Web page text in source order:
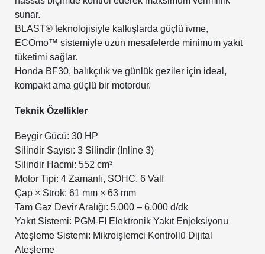
sunar.
BLAST® teknolojisiyle kalkışlarda güçlü ivme,
ECOmo™ sistemiyle uzun mesafelerde minimum yakıt
tüketimi sağlar.
Honda BF30, balıkçılık ve günlük geziler için ideal,
kompakt ama güçlü bir motordur.
Teknik Özellikler
Beygir Gücü: 30 HP
Silindir Sayısı: 3 Silindir (Inline 3)
Silindir Hacmi: 552 cm³
Motor Tipi: 4 Zamanlı, SOHC, 6 Valf
Çap × Strok: 61 mm × 63 mm
Tam Gaz Devir Aralığı: 5.000 – 6.000 d/dk
Yakıt Sistemi: PGM-FI Elektronik Yakıt Enjeksiyonu
Ateşleme Sistemi: Mikroişlemci Kontrollü Dijital
Ateşleme